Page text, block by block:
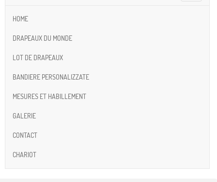
navigation
HOME
DRAPEAUX DU MONDE
LOT DE DRAPEAUX
BANDIERE PERSONALIZZATE
MESURES ET HABILLEMENT
GALERIE
CONTACT
CHARIOT